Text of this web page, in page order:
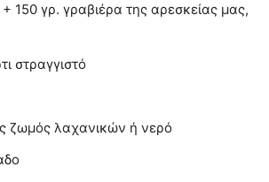
150 γρ. γραβιέρα της αρεσκείας μας,
στραγγιστό
ζωμός λαχανικών ή νερό